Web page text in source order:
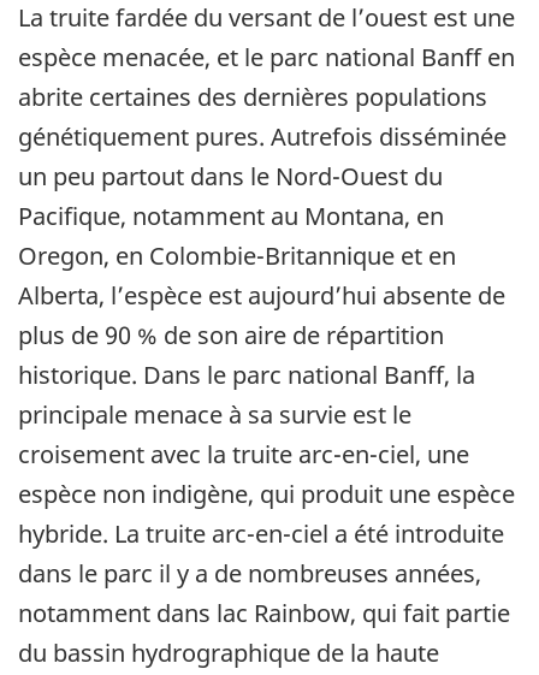
La truite fardée du versant de l’ouest est une
espèce menacée, et le parc national Banff en
abrite certaines des dernières populations
génétiquement pures. Autrefois disséminée
un peu partout dans le Nord-Ouest du
Pacifique, notamment au Montana, en
Oregon, en Colombie-Britannique et en
Alberta, l’espèce est aujourd’hui absente de
plus de 90 % de son aire de répartition
historique. Dans le parc national Banff, la
principale menace à sa survie est le
croisement avec la truite arc-en-ciel, une
espèce non indigène, qui produit une espèce
hybride. La truite arc-en-ciel a été introduite
dans le parc il y a de nombreuses années,
notamment dans lac Rainbow, qui fait partie
du bassin hydrographique de la haute